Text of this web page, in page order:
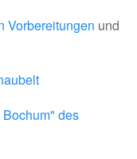
Vorbereitungen und
des